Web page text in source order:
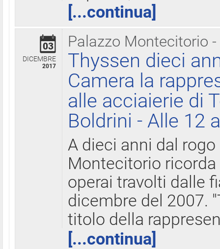
[...continua]
Palazzo Montecitorio
03
DICEMBRE
2017
Thyssen dieci
Camera la
alle acciaierie di
Boldrini - Alle 12
A dieci anni dal
Montecitorio
operai travolti dalle
dicembre del 2007.
titolo della
[...continua]